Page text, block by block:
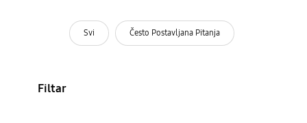
Svi Često Postavljana Pitanja
Filtar